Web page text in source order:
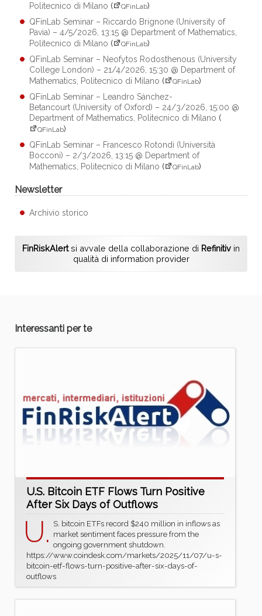
Politecnico di Milano ( QFinLab)
QFinLab Seminar – Riccardo Brignone (University of
Pavia) – 4/5/2026, 13:15 @ Department of Mathematics,
Politecnico di Milano ( QFinLab)
QFinLab Seminar – Neofytos Rodosthenous (University
College London) – 21/4/2026, 15:30 @ Department of
Mathematics, Politecnico di Milano ( QFinLab)
QFinLab Seminar – Leandro Sánchez-
Betancourt (University of Oxford) – 24/3/2026, 15:00 @
Department of Mathematics, Politecnico di Milano (
QFinLab)
QFinLab Seminar – Francesco Rotondi (Università
Bocconi) – 2/3/2026, 13:15 @ Department of
Mathematics, Politecnico di Milano ( QFinLab)
Newsletter
Archivio storico
FinRiskAlertsi avvale della collaborazione di Refinitiv in
qualità di information provider
Interessanti per te
U.S. Bitcoin ETF Flows Turn Positive
After Six Days of Outflows
U. S. bitcoin ETFs record $240 million in inflows as
market sentiment faces pressure from the
ongoing government shutdown.
https://www.coindesk.com/markets/2025/11/07/u-s-
bitcoin-etf-flows-turn-positive-after-six-days-of-
outflows